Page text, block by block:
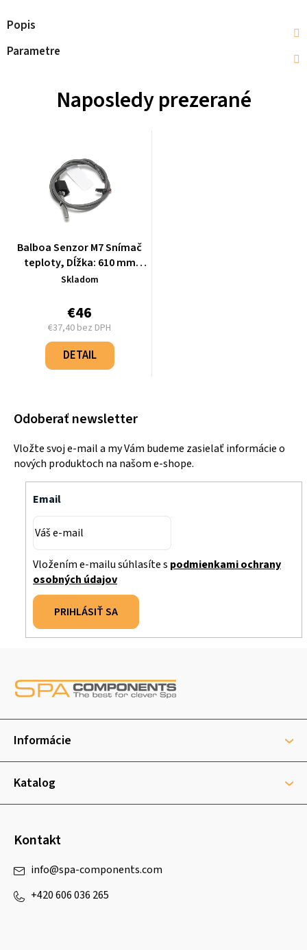
Popis
Parametre
Naposledy prezerané
Balboa Senzor M7 Snímač
teploty, Dĺžka: 610 mm
(24inch) - 32016
Skladom
€46
€37,40 bez DPH
Jednotková
cena:
DETAIL
Odoberať newsletter
Vložte svoj e-mail a my Vám budeme zasielať informácie o
nových produktoch na našom e-shope.
Email
Vložením e-mailu súhlasíte s podmienkami ochrany
osobných údajov
PRIHLÁSIŤ SA
ä
i
Informácie
Katalog
Kontakt
info@spa-components.com
+420 606 036 265